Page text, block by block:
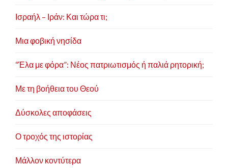
Ισραήλ – Ιράν: Και τώρα τι;
Μια φοβική νησίδα
“Έλα με φόρα”: Νέος πατριωτισμός ή παλιά ρητορική;
Με τη βοήθεια του Θεού
Δύσκολες αποφάσεις
Ο τροχός της ιστορίας
Μάλλον κοντύτερα